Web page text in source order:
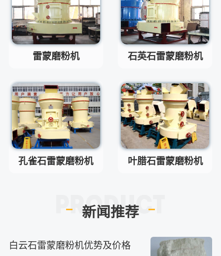
答
河南省郑州市高新技术开发区梧
桐街与红松路交叉口中国高端矿
机生产出口基地园区
问 制砂机最小的产量是多少？
最小每小时12吨
答 每小时30-300方的型号都有。
问 红星制砂机在环保上达标吗？
答 环保测验均达到标准
问 小型的制砂机类型有哪些？
答
主要有细碎机，复合破，对辊制
砂机，HX制砂机等
雷蒙磨粉机 石英石雷蒙磨粉机
孔雀石雷蒙磨粉机 叶腊石雷蒙磨粉机
新闻推荐
白云石雷蒙磨粉机优势及价格